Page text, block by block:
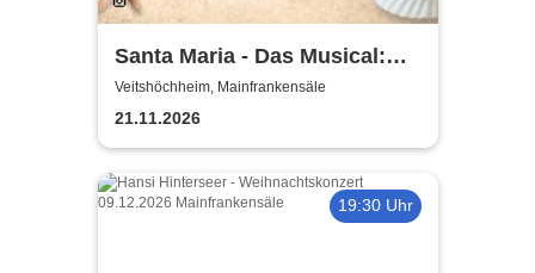
Santa Maria - Das Musical:
Insel wie aus Träumen
geboren
Veitshöchheim, Mainfrankensäle
21.11.2026
19:30 Uhr